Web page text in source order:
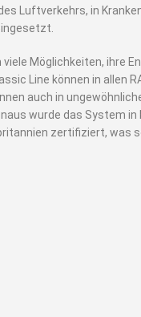
Luftverkehrs, in
Möglichkeiten, ihre
Line können in allen
auch in
wurde das System in
zertifiziert, was